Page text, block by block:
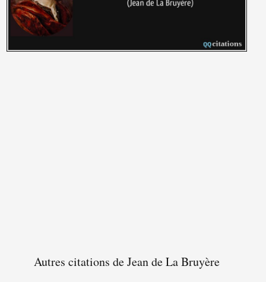
Autres citations de Jean de La Bruyère